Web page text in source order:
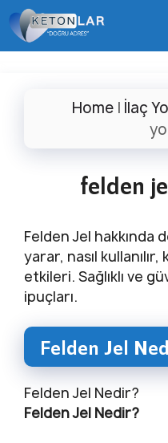
İçeriğe
atla
Home | İlaç
felden
Felden Jel hakkında
yarar, nasıl kullanılır,
etkileri. Sağlıklı ve
ipuçları.
Felden Jel
Felden Jel Nedir?
Felden Jel Nedir?